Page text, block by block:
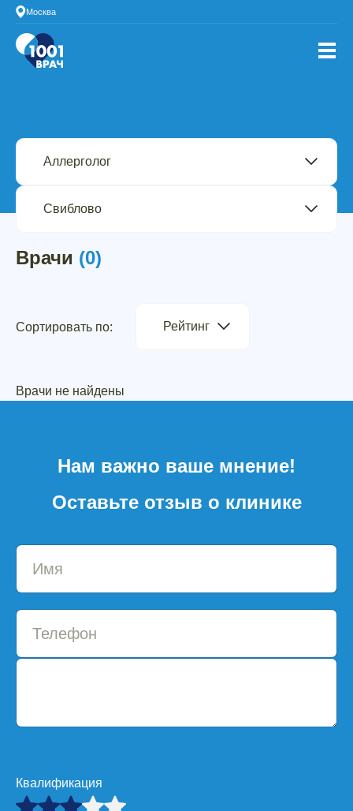
Москва
Врачи (0)
Сортировать по: Рейтинг
Врачи не найдены
Нам важно ваше мнение!
Оставьте отзыв о клинике
Квалификация